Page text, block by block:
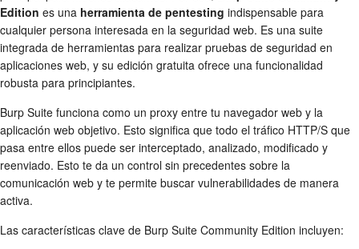
Edition es una herramienta de pentesting indispensable para
cualquier persona interesada en la seguridad web. Es una suite
integrada de herramientas para realizar pruebas de seguridad en
aplicaciones web, y su edición gratuita ofrece una funcionalidad
robusta para principiantes.
Burp Suite funciona como un proxy entre tu navegador web y la
aplicación web objetivo. Esto significa que todo el tráfico HTTP/S que
pasa entre ellos puede ser interceptado, analizado, modificado y
reenviado. Esto te da un control sin precedentes sobre la
comunicación web y te permite buscar vulnerabilidades de manera
activa.
Las características clave de Burp Suite Community Edition incluyen: